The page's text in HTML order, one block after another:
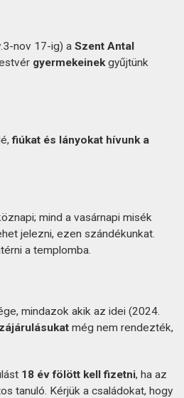
nov 17-ig) a Szent Antal
gyermekeinekgyűjtünk
fiúkat és lányokat hívunk a
mind a vasárnapi misék
jelezni, ezen szándékunkat.
a templomba.
mindazok akik az idei (2024.
még nem rendezték,
18 év fölött kell fizetni, ha az
tanuló. Kérjük a családokat, hogy